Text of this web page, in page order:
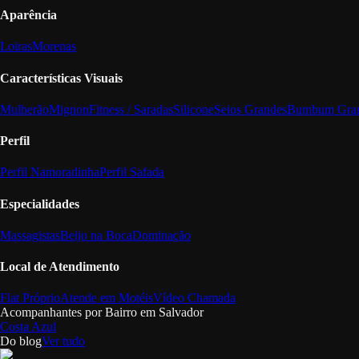
Aparência
LoirasMorenas
Características Visuais
MulherãoMignonFitness / SaradasSiliconeSeios GrandesBumbum
Perfil
Perfil NamoradinhaPerfil Safada
Especialidades
MassagistasBeijo na BocaDominação
Local de Atendimento
Flat PróprioAtende em MotéisVídeo Chamada
Acompanhantes por Bairro em Salvador
Costa Azul
Do blogVer tudo